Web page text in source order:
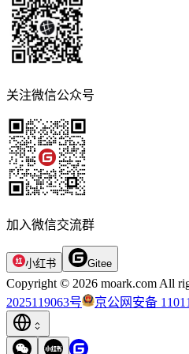
关注微信公众号
加入微信交流群
小红书 Gitee
Copyright © 2026 moark.com All
2025119063号
京公网安备